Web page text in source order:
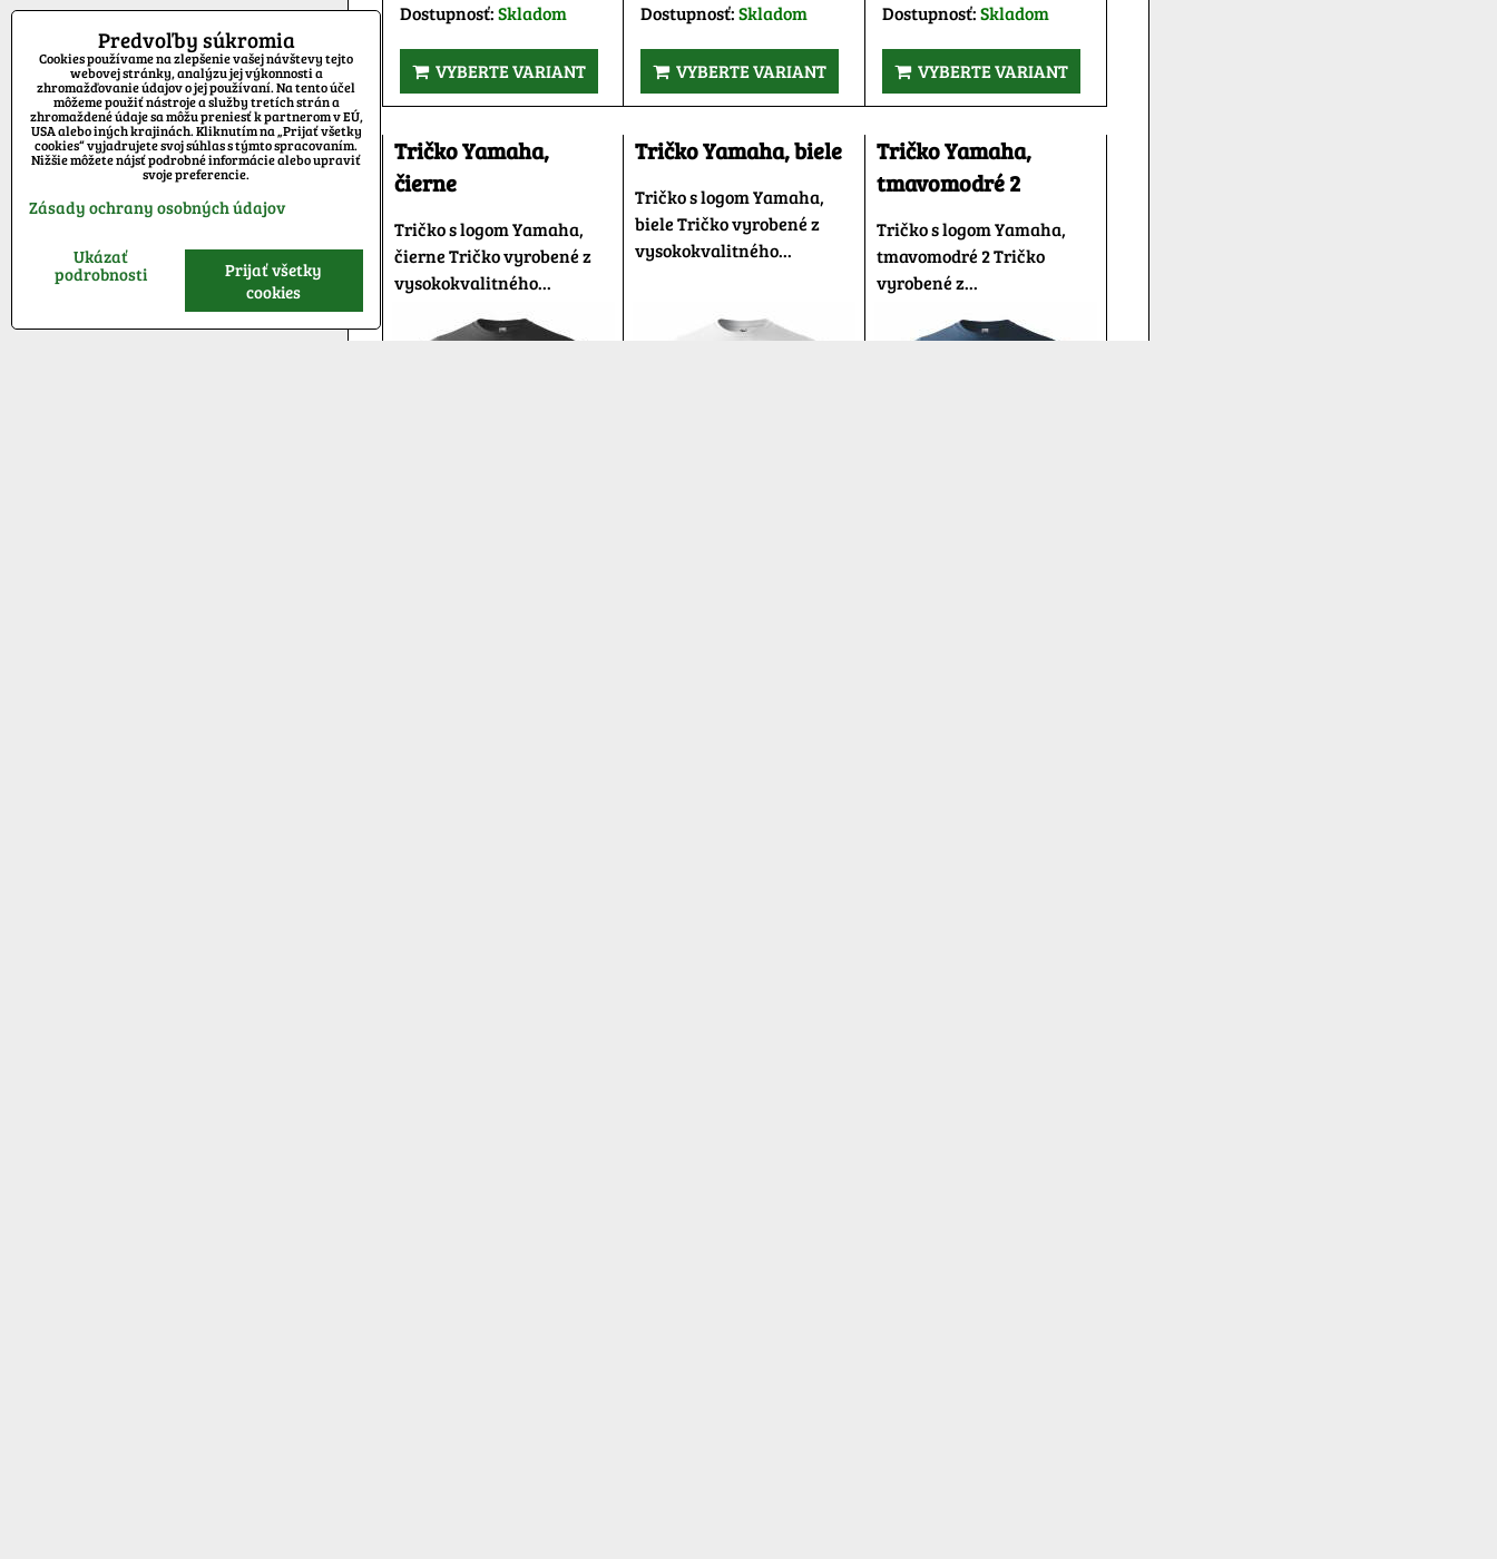
Dostupnosť:Skladom
VYBERTE VARIANT
Dostupnosť:Skladom
VYBERTE VARIANT
Dostupnosť:Skladom
VYBERTE VARIANT
Tričko Yamaha,
čierne
Tričko s logom Yamaha,
čierne Tričko vyrobené z
vysokokvalitného...
Tričko Yamaha, biele
Tričko s logom Yamaha,
biele Tričko vyrobené z
vysokokvalitného...
Tričko Yamaha,
tmavomodré 2
Tričko s logom Yamaha,
tmavomodré 2 Tričko
vyrobené z...
Predvoľby súkromia
Cookies používame na zlepšenie vašej návštevy tejto
webovej stránky, analýzu jej výkonnosti a
zhromažďovanie údajov o jej používaní. Na tento účel
môžeme použiť nástroje a služby tretích strán a
zhromaždené údaje sa môžu preniesť k partnerom v EÚ,
USA alebo iných krajinách. Kliknutím na „Prijať všetky
cookies“ vyjadrujete svoj súhlas s týmto spracovaním.
Nižšie môžete nájsť podrobné informácie alebo upraviť
svoje preferencie.
Zásady ochrany osobných údajov
Ukázať
podrobnosti
Prijať všetky
cookies